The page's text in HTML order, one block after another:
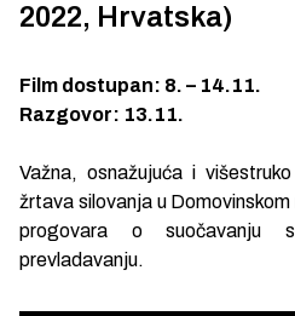
2022, Hrvatska)
Film dostupan: 8. – 14.11.
Razgovor: 13.11.
Važna, osnažujuća i
žrtava silovanja u
progovara o suočavanju
prevladavanju.